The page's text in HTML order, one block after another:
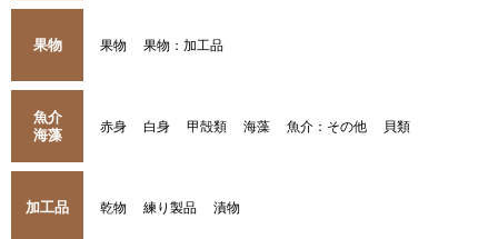
果物 果物 果物：加工品
魚介
海藻
赤身 白身 甲殻類 海藻 魚介：その他 貝類
加工品 乾物 練り製品 漬物